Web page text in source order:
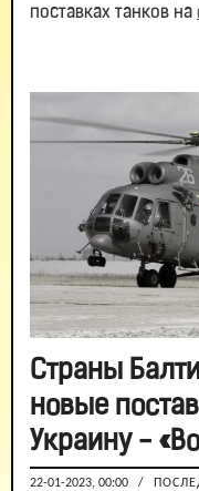
поставках танков на
Страны
новые
Украину -
22-01-2023, 00:00 /